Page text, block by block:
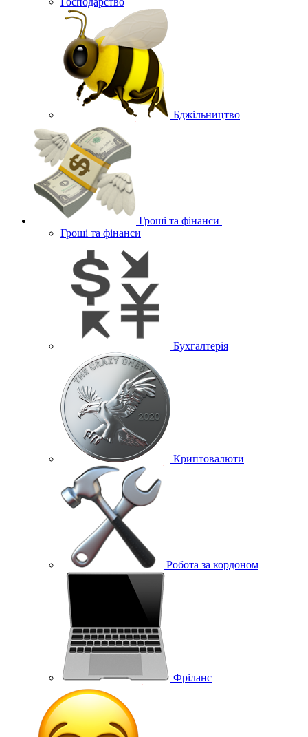
Бджільництво
Гроші та фінанси
Гроші та фінанси
Бухгалтерія
Криптовалюти
Робота за кордоном
Фріланс